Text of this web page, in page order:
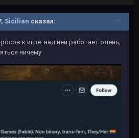
Sicilian сказал:
к игре: над ней работает олень,
ничему